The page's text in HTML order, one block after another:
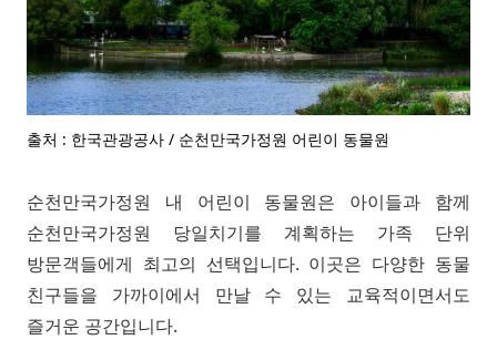
출처 : 한국관광공사 / 순천만국가정원 어린이 동물원
순천만국가정원 내 어린이 동물원은 아이들과 함께
순천만국가정원 당일치기를 계획하는 가족 단위
방문객들에게 최고의 선택입니다. 이곳은 다양한 동물
친구들을 가까이에서 만날 수 있는 교육적이면서도
즐거운 공간입니다.